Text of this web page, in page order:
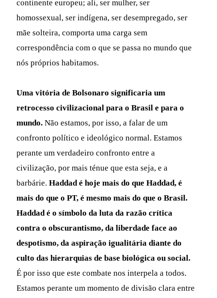
continente europeu; ali, ser mulher, ser
homossexual, ser indígena, ser desempregado, ser
mãe solteira, comporta uma carga sem
correspondência com o que se passa no mundo que
nós próprios habitamos.
Uma vitória de Bolsonaro significaria um
retrocesso civilizacional para o Brasil e para o
mundo. Não estamos, por isso, a falar de um
confronto político e ideológico normal. Estamos
perante um verdadeiro confronto entre a
civilização, por mais ténue que esta seja, e a
barbárie.Haddad é hoje mais do que Haddad, é
mais do que o PT, é mesmo mais do que o Brasil.
Haddad é o símbolo da luta da razão crítica
contra o obscurantismo, da liberdade face ao
despotismo, da aspiração igualitária diante do
culto das hierarquias de base biológica ou social.
É por isso que este combate nos interpela a todos.
Estamos perante um momento de divisão clara entre